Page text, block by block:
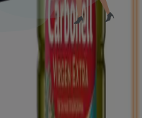
Zaragoza
Alicante
Murcia
Córdoba Valladolid